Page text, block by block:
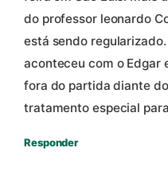
do professor leonardo
está sendo
aconteceu com o Edgar
fora do partida diante
tratamento especial
Responder